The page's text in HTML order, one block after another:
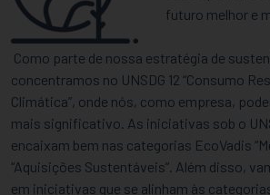
futuro melhor e
Como parte de nossa estratégia de
concentramos no UNSDG 12 “Consumo
Climática”, onde nós, como empresa,
mais significativo. As iniciativas sob o
encaixam bem nas categorias EcoVadis
“Aquisições Sustentáveis”. Além disso,
em iniciativas que se alinham às